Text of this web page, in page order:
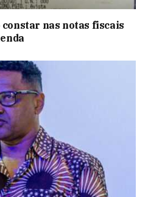
constar nas notas fiscais